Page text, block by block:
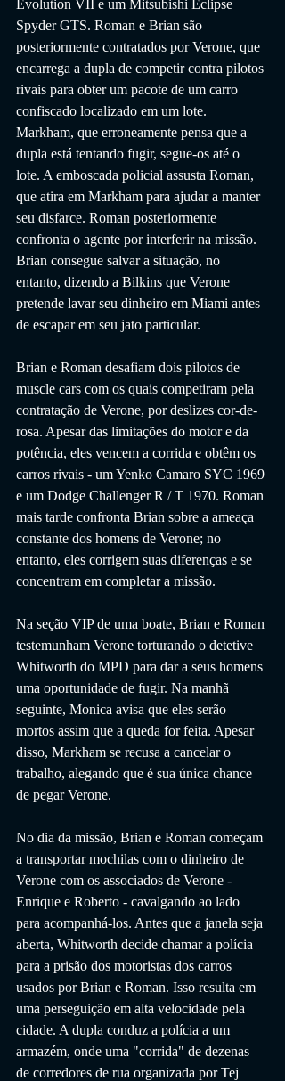
Evolution VII e um Mitsubishi Eclipse
Spyder GTS. Roman e Brian são
posteriormente contratados por Verone, que
encarrega a dupla de competir contra pilotos
rivais para obter um pacote de um carro
confiscado localizado em um lote.
Markham, que erroneamente pensa que a
dupla está tentando fugir, segue-os até o
lote. A emboscada policial assusta Roman,
que atira em Markham para ajudar a manter
seu disfarce. Roman posteriormente
confronta o agente por interferir na missão.
Brian consegue salvar a situação, no
entanto, dizendo a Bilkins que Verone
pretende lavar seu dinheiro em Miami antes
de escapar em seu jato particular.
Brian e Roman desafiam dois pilotos de
muscle cars com os quais competiram pela
contratação de Verone, por deslizes cor-de-
rosa. Apesar das limitações do motor e da
potência, eles vencem a corrida e obtêm os
carros rivais - um Yenko Camaro SYC 1969
e um Dodge Challenger R / T 1970. Roman
mais tarde confronta Brian sobre a ameaça
constante dos homens de Verone; no
entanto, eles corrigem suas diferenças e se
concentram em completar a missão.
Na seção VIP de uma boate, Brian e Roman
testemunham Verone torturando o detetive
Whitworth do MPD para dar a seus homens
uma oportunidade de fugir. Na manhã
seguinte, Monica avisa que eles serão
mortos assim que a queda for feita. Apesar
disso, Markham se recusa a cancelar o
trabalho, alegando que é sua única chance
de pegar Verone.
No dia da missão, Brian e Roman começam
a transportar mochilas com o dinheiro de
Verone com os associados de Verone -
Enrique e Roberto - cavalgando ao lado
para acompanhá-los. Antes que a janela seja
aberta, Whitworth decide chamar a polícia
para a prisão dos motoristas dos carros
usados ​​por Brian e Roman. Isso resulta em
uma perseguição em alta velocidade pela
cidade. A dupla conduz a polícia a um
armazém, onde uma "corrida" de dezenas
de corredores de rua organizada por Tej